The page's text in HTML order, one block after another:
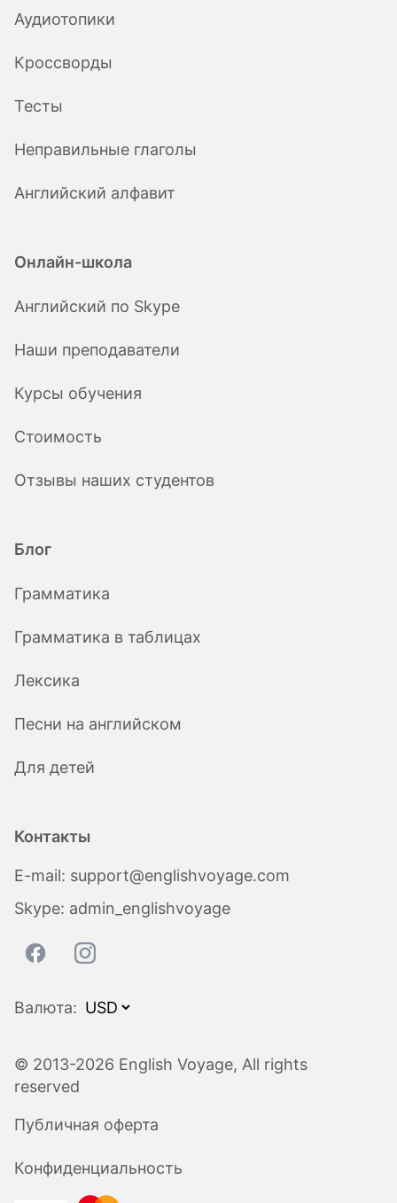
Аудиотопики
Кроссворды
Тесты
Неправильные глаголы
Английский алфавит
Онлайн-школа
Английский по Skype
Наши преподаватели
Курсы обучения
Стоимость
Отзывы наших студентов
Блог
Грамматика
Грамматика в таблицах
Лексика
Песни на английском
Для детей
Контакты
E-mail: support@englishvoyage.com
Skype: admin_englishvoyage
Валюта:
© 2013-2026 English Voyage, All rights
reserved
Публичная оферта
Конфиденциальность